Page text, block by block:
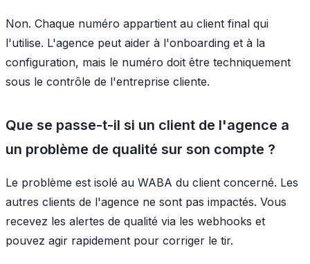
Non. Chaque numéro appartient au client final qui
l'utilise. L'agence peut aider à l'onboarding et à la
configuration, mais le numéro doit être techniquement
sous le contrôle de l'entreprise cliente.
Que se passe-t-il si un client de l'agence a
un problème de qualité sur son compte ?
Le problème est isolé au WABA du client concerné. Les
autres clients de l'agence ne sont pas impactés. Vous
recevez les alertes de qualité via les webhooks et
pouvez agir rapidement pour corriger le tir.